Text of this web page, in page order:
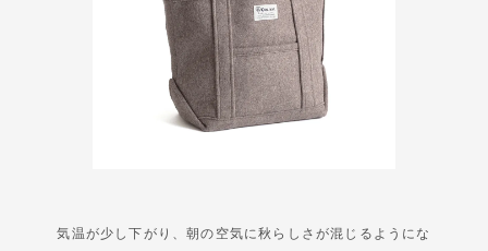
気温が少し下がり、朝の空気に秋らしさが混じるようにな